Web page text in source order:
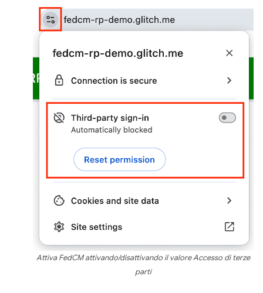
Attiva FedCM attivando/disattivando il valore Accesso di terze
parti